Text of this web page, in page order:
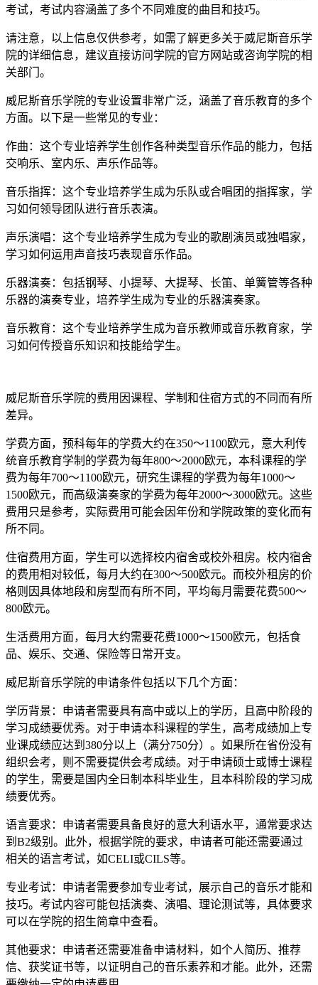
考试，考试内容涵盖了多个不同难度的曲目和技巧。
请注意，以上信息仅供参考，如需了解更多关于威尼斯音乐学
院的详细信息，建议直接访问学院的官方网站或咨询学院的相
关部门。
威尼斯音乐学院的专业设置非常广泛，涵盖了音乐教育的多个
方面。以下是一些常见的专业：
作曲：这个专业培养学生创作各种类型音乐作品的能力，包括
交响乐、室内乐、声乐作品等。
音乐指挥：这个专业培养学生成为乐队或合唱团的指挥家，学
习如何领导团队进行音乐表演。
声乐演唱：这个专业培养学生成为专业的歌剧演员或独唱家，
学习如何运用声音技巧表现音乐作品。
乐器演奏：包括钢琴、小提琴、大提琴、长笛、单簧管等各种
乐器的演奏专业，培养学生成为专业的乐器演奏家。
音乐教育：这个专业培养学生成为音乐教师或音乐教育家，学
习如何传授音乐知识和技能给学生。
威尼斯音乐学院的费用因课程、学制和住宿方式的不同而有所
差异。
学费方面，预科每年的学费大约在350～1100欧元，意大利传
统音乐教育学制的学费为每年800～2000欧元，本科课程的学
费为每年700～1100欧元，研究生课程的学费为每年1000～
1500欧元，而高级演奏家的学费为每年2000～3000欧元。这些
费用只是参考，实际费用可能会因年份和学院政策的变化而有
所不同。
住宿费用方面，学生可以选择校内宿舍或校外租房。校内宿舍
的费用相对较低，每月大约在300～500欧元。而校外租房的价
格则因具体地段和房型而有所不同，平均每月需要花费500～
800欧元。
生活费用方面，每月大约需要花费1000～1500欧元，包括食
品、娱乐、交通、保险等日常开支。
威尼斯音乐学院的申请条件包括以下几个方面：
学历背景：申请者需要具有高中或以上的学历，且高中阶段的
学习成绩要优秀。对于申请本科课程的学生，高考成绩加上专
业课成绩应达到380分以上（满分750分）。如果所在省份没有
组织会考，则不需要提供会考成绩。对于申请硕士或博士课程
的学生，需要是国内全日制本科毕业生，且本科阶段的学习成
绩要优秀。
语言要求：申请者需要具备良好的意大利语水平，通常要求达
到B2级别。此外，根据学院的要求，申请者可能还需要通过
相关的语言考试，如CELI或CILS等。
专业考试：申请者需要参加专业考试，展示自己的音乐才能和
技巧。考试内容可能包括演奏、演唱、理论测试等，具体要求
可以在学院的招生简章中查看。
其他要求：申请者还需要准备申请材料，如个人简历、推荐
信、获奖证书等，以证明自己的音乐素养和才能。此外，还需